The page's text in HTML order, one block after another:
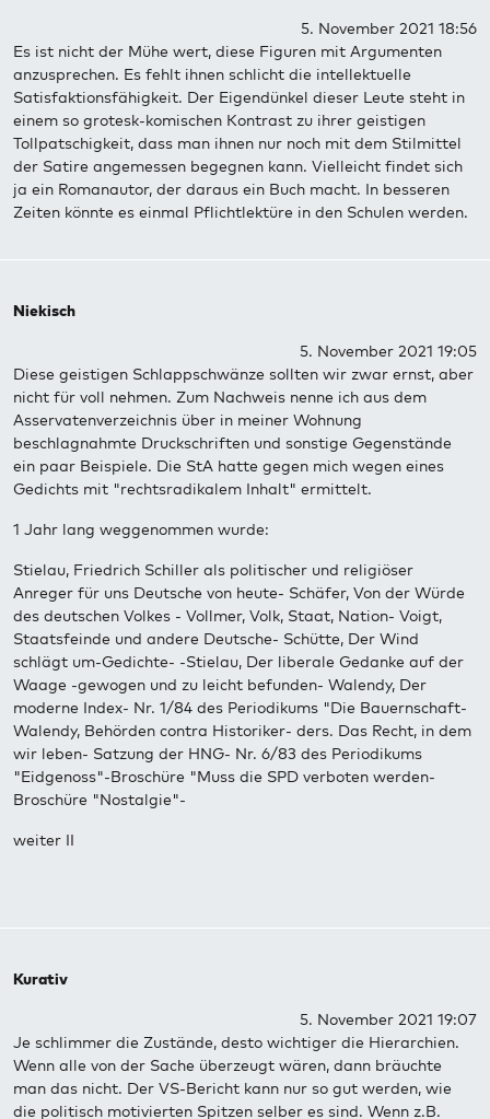
5. November 2021 18:56
Es ist nicht der Mühe wert, diese Figuren mit Argumenten
anzusprechen. Es fehlt ihnen schlicht die intellektuelle
Satisfaktionsfähigkeit. Der Eigendünkel dieser Leute steht in
einem so grotesk-komischen Kontrast zu ihrer geistigen
Tollpatschigkeit, dass man ihnen nur noch mit dem Stilmittel
der Satire angemessen begegnen kann. Vielleicht findet sich
ja ein Romanautor, der daraus ein Buch macht. In besseren
Zeiten könnte es einmal Pflichtlektüre in den Schulen werden.
Niekisch
5. November 2021 19:05
Diese geistigen Schlappschwänze sollten wir zwar ernst, aber
nicht für voll nehmen. Zum Nachweis nenne ich aus dem
Asservatenverzeichnis über in meiner Wohnung
beschlagnahmte Druckschriften und sonstige Gegenstände
ein paar Beispiele. Die StA hatte gegen mich wegen eines
Gedichts mit "rechtsradikalem Inhalt" ermittelt.
1 Jahr lang weggenommen wurde:
Stielau, Friedrich Schiller als politischer und religiöser
Anreger für uns Deutsche von heute- Schäfer, Von der Würde
des deutschen Volkes - Vollmer, Volk, Staat, Nation- Voigt,
Staatsfeinde und andere Deutsche- Schütte, Der Wind
schlägt um-Gedichte- -Stielau, Der liberale Gedanke auf der
Waage -gewogen und zu leicht befunden- Walendy, Der
moderne Index- Nr. 1/84 des Periodikums "Die Bauernschaft-
Walendy, Behörden contra Historiker- ders. Das Recht, in dem
wir leben- Satzung der HNG- Nr. 6/83 des Periodikums
"Eidgenoss"-Broschüre "Muss die SPD verboten werden-
Broschüre "Nostalgie"-
weiter II
Kurativ
5. November 2021 19:07
Je schlimmer die Zustände, desto wichtiger die Hierarchien.
Wenn alle von der Sache überzeugt wären, dann bräuchte
man das nicht. Der VS-Bericht kann nur so gut werden, wie
die politisch motivierten Spitzen selber es sind. Wenn z.B.